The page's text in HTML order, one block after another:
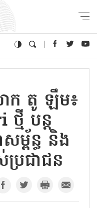
ោក តូ ឡឹម៖
មី បន្ត
សម្ព័ន្ធ និង
រជាជន